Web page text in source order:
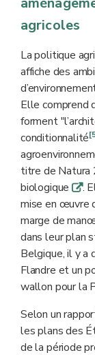
agricoles
La politique
affiche des
Elle comprend
forment
conditionnalité
titre de Natura
biologiqueq.
mise en œuvre
marge de
dans leur plan
Belgique, il y a
Flandre et un
wallon pour la
Selon un
les plans des
de la période